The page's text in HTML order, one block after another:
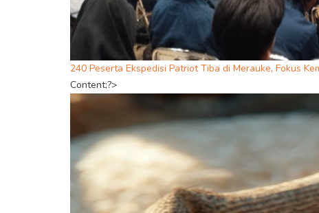
240 Peserta Ekspedisi Patriot Tiba di Merauke, Fokus
Content;?>